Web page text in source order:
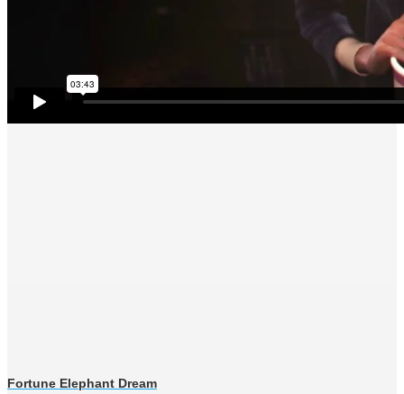
Fortune Elephant Dream